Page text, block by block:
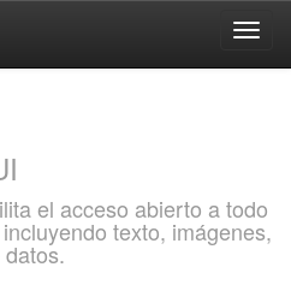
el acceso abierto a todo
texto, imágenes,